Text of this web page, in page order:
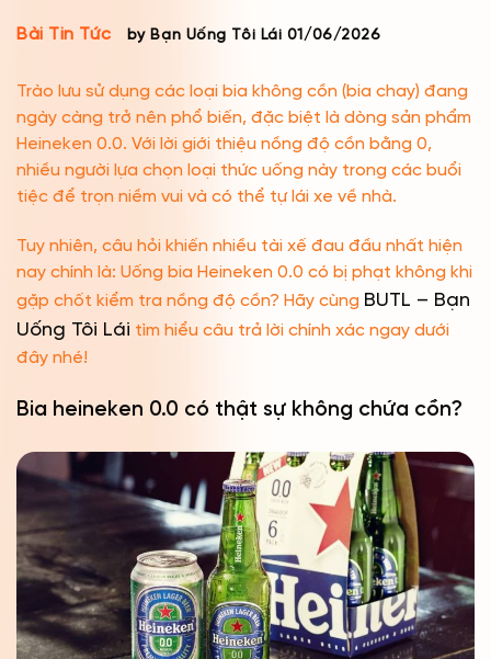
Bài Tin Tức by Bạn Uống Tôi Lái 01/06/2026
Trào lưu sử dụng các loại bia không cồn (bia chay) đang
ngày càng trở nên phổ biến, đặc biệt là dòng sản phẩm
Heineken 0.0. Với lời giới thiệu nồng độ cồn bằng 0,
nhiều người lựa chọn loại thức uống này trong các buổi
tiệc để trọn niềm vui và có thể tự lái xe về nhà.
Tuy nhiên, câu hỏi khiến nhiều tài xế đau đầu nhất hiện
nay chính là: Uống bia Heineken 0.0 có bị phạt không khi
gặp chốt kiểm tra nồng độ cồn? Hãy cùng BUTL – Bạn
Uống Tôi Lái tìm hiểu câu trả lời chính xác ngay dưới
đây nhé!
Bia heineken 0.0 có thật sự không chứa cồn?